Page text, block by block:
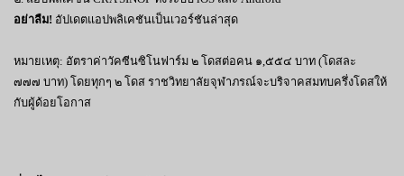
อย่าลืม! อัปเดตแอปพลิเคชันเป็นเวอร์ชันล่าสุด
หมายเหตุ: อัตราค่าวัคซีนซิโนฟาร์ม ๒ โดสต่อคน ๑,๕๕๔ บาท (โดสละ
๗๗๗ บาท) โดยทุกๆ ๒ โดส ราชวิทยาลัยจุฬาภรณ์จะบริจาคสมทบครึ่งโดสให้
กับผู้ด้อยโอกาส